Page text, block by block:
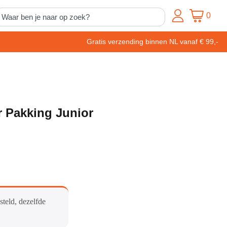
0
Gratis verzending binnen NL vanaf € 99,-
Pakking Junior
dezelfde